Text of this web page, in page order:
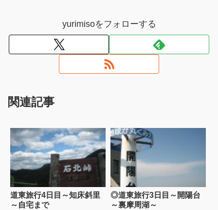
yurimisoをフォローする
関連記事
道東旅行4日目～知床斜里
～自宅まで
◎道東旅行3日目～開陽台
～裏摩周湖～